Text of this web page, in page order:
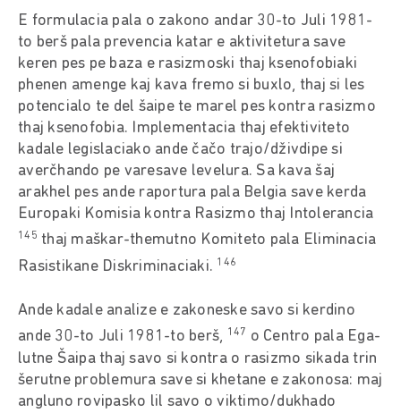
E formulacia pala o zakono andar 30-to Juli 1981-
to berš pala prevencia katar e aktivitetura save
keren pes pe baza e rasizmoski thaj ksenofobiaki
phenen amenge kaj kava fremo si buxlo, thaj si les
potencialo te del šaipe te marel pes kontra rasizmo
thaj ksenofobia. Implementacia thaj efektiviteto
kadale legislaciako ande čačo trajo/dživdipe si
averčhando pe varesave levelura. Sa kava šaj
arakhel pes ande raportura pala Belgia save kerda
Europaki Komisia kontra Rasizmo thaj Intolerancia
145 thaj maškar-themutno Komiteto pala Eliminacia
Rasistikane Diskriminaciaki. 146
Ande kadale analize e zakoneske savo si kerdino
ande 30-to Juli 1981-to berš, 147 o Centro pala Ega-
lutne Šaipa thaj savo si kontra o rasizmo sikada trin
šerutne problemura save si khetane e zakonosa: maj
angluno rovipasko lil savo o viktimo/dukhado